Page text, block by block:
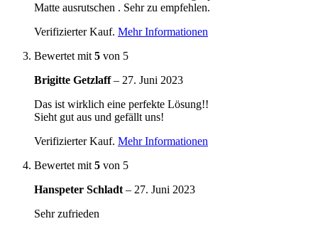
Matte ausrutschen . Sehr zu empfehlen.
Verifizierter Kauf. Mehr Informationen
Bewertet mit 5 von 5
Brigitte Getzlaff– 27. Juni 2023
Das ist wirklich eine perfekte Lösung!!
Sieht gut aus und gefällt uns!
Verifizierter Kauf. Mehr Informationen
Bewertet mit 5 von 5
Hanspeter Schladt – 27. Juni 2023
Sehr zufrieden